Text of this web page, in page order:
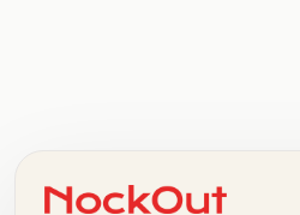
+   .   .   .   .   .   .